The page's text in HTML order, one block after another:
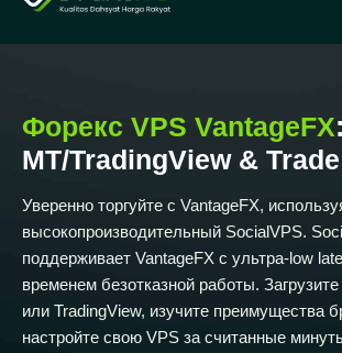
Форекс VPS VantageFX
MT/TradingView &
Уверенно торгуйте с VantageFX,
высокопроизводительный SocialVPS.
поддерживает VantageFX с ультра-low
временем безотказной работы.
или TradingView, изучите преимущества
настройте свою VPS за считанные